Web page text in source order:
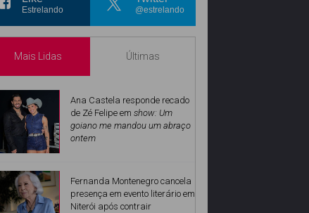
Estrelando @estrelando
Mais Lidas Últimas
Ana Castela responde recado
de Zé Felipe em show: Um
goiano me mandou um abraço
ontem
Fernanda Montenegro cancela
presença em evento literário em
Niterói após contrair